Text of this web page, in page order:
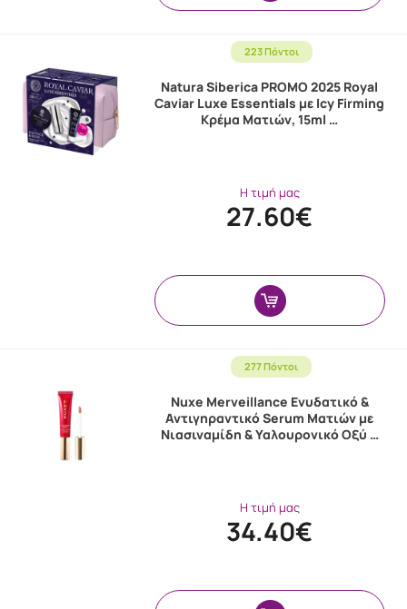
223 Πόντοι
Natura Siberica PROMO 2025 Royal
Caviar Luxe Essentials με Icy Firming
Κρέμα Ματιών, 15ml …
Η τιμή μας
27.60€
277 Πόντοι
Nuxe Merveillance Ενυδατικό &
Αντιγηραντικό Serum Ματιών με
Νιασιναμίδη & Υαλουρονικό Οξύ …
Η τιμή μας
34.40€